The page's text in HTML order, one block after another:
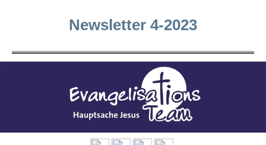
Newsletter 4-2023